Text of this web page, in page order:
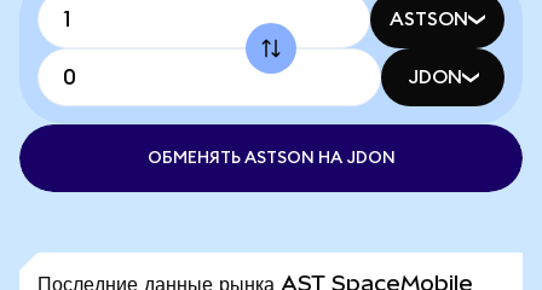
ASTSON
JDON
ОБМЕНЯТЬ ASTSON НА JDON
Последние данные рынка AST SpaceMobile